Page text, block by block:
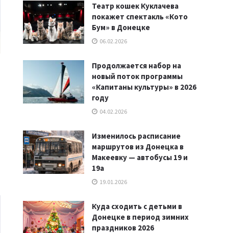
Театр кошек Куклачева
покажет спектакль «Кото
Бум» в Донецке
06.02.2026
Продолжается набор на
новый поток программы
«Капитаны культуры» в 2026
году
04.02.2026
Изменилось расписание
маршрутов из Донецка в
Макеевку — автобусы 19 и
19а
19.01.2026
Куда сходить с детьми в
Донецке в период зимних
праздников 2026